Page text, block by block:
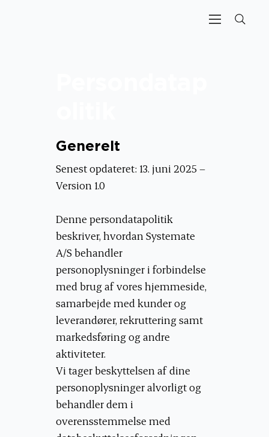
Generelt
Senest opdateret: 13. juni 2025 –
Version 1.0
Denne persondatapolitik
beskriver, hvordan Systemate
A/S behandler
personoplysninger i forbindelse
med brug af vores hjemmeside,
samarbejde med kunder og
leverandører, rekruttering samt
markedsføring og andre
aktiviteter.
Vi tager beskyttelsen af dine
personoplysninger alvorligt og
behandler dem i
overensstemmelse med